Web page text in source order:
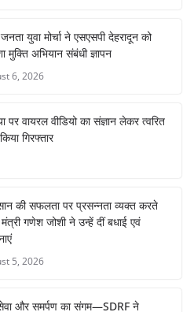
युवा मोर्चा ने एसएसपी देहरादून को
मुक्ति अभियान संबंधी ज्ञापन
6, 2026
पर वायरल वीडियो का संज्ञान लेकर त्वरित
गिरफ्तार
की सफलता पर प्रसन्नता व्यक्त करते
गणेश जोशी ने उन्हें दीं बधाई एवं
5, 2026
और समर्पण का संगम—SDRF ने